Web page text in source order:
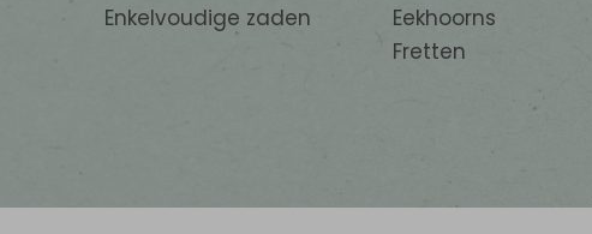
Enkelvoudige zaden
Eekhoorns
Fretten